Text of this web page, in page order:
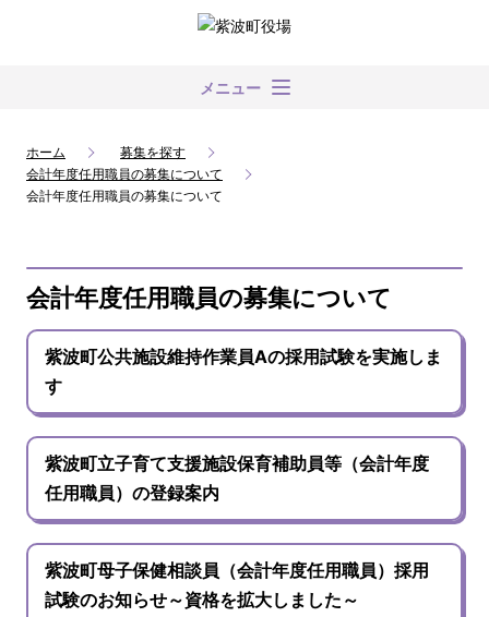
メニュー
ホーム
募集を探す
会計年度任用職員の募集について
会計年度任用職員の募集について
会計年度任用職員の募集について
紫波町公共施設維持作業員Aの採用試験を実施しま
す
紫波町立子育て支援施設保育補助員等（会計年度
任用職員）の登録案内
紫波町母子保健相談員（会計年度任用職員）採用
試験のお知らせ～資格を拡大しました～